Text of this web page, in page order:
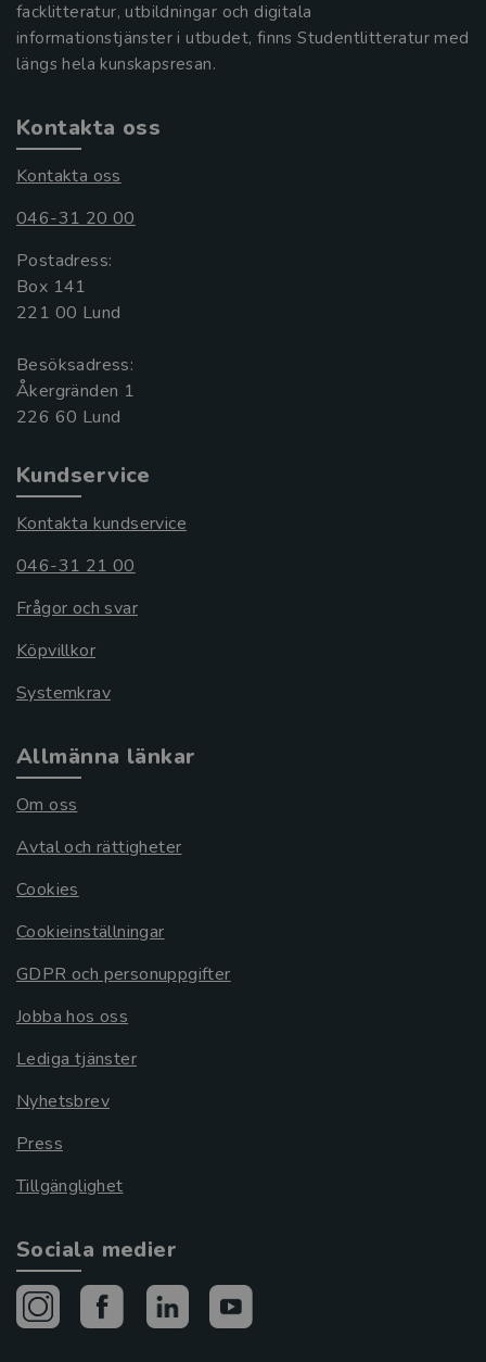
facklitteratur, utbildningar och digitala
informationstjänster i utbudet, finns Studentlitteratur med
längs hela kunskapsresan.
Kontakta oss
Kontakta oss
046-31 20 00
Postadress:
Box 141
221 00 Lund
Besöksadress:
Åkergränden 1
Kundservice
Kontakta kundservice
046-31 21 00
Frågor och svar
Köpvillkor
Systemkrav
Allmänna länkar
Om oss
Avtal och rättigheter
Cookies
Cookieinställningar
GDPR och personuppgifter
Jobba hos oss
Lediga tjänster
Nyhetsbrev
Press
Tillgänglighet
Sociala medier